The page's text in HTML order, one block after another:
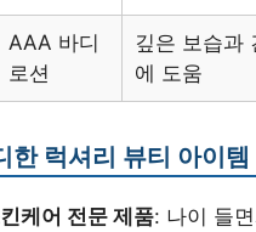
AAA 바디
로션
깊은 보습과
에 도움
한 럭셔리 뷰티 아이템
케어 전문 제품: 나이 들